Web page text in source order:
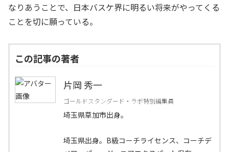
なりあうことで、日本バスケ界に明るい将来がやってくる
ことを切に願っている。
この記事の著者
片岡 秀一
ゴールドスタンダード・ラボ特別編集員
埼玉県草加市出身。
埼玉県出身。B級コーチライセンス、コーチデ